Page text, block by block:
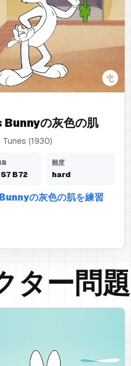
Bunnyの灰色の肌
(1930)
S7 B72
難度
hard
の灰色の肌を練習
ター問題